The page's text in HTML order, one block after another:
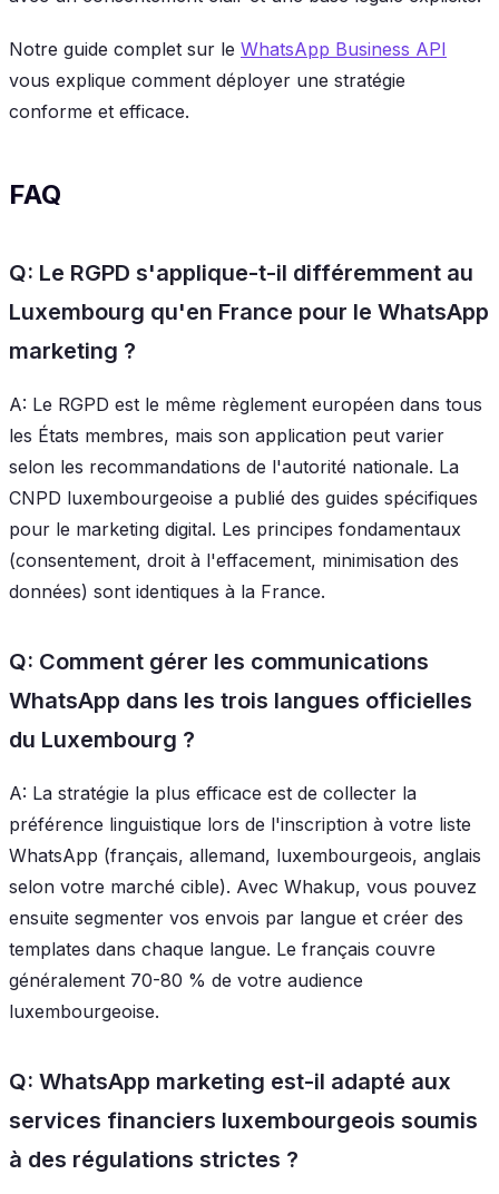
Notre guide complet sur le WhatsApp Business API
vous explique comment déployer une stratégie
conforme et efficace.
FAQ
Q: Le RGPD s'applique-t-il différemment au
Luxembourg qu'en France pour le WhatsApp
marketing ?
A: Le RGPD est le même règlement européen dans tous
les États membres, mais son application peut varier
selon les recommandations de l'autorité nationale. La
CNPD luxembourgeoise a publié des guides spécifiques
pour le marketing digital. Les principes fondamentaux
(consentement, droit à l'effacement, minimisation des
données) sont identiques à la France.
Q: Comment gérer les communications
WhatsApp dans les trois langues officielles
du Luxembourg ?
A: La stratégie la plus efficace est de collecter la
préférence linguistique lors de l'inscription à votre liste
WhatsApp (français, allemand, luxembourgeois, anglais
selon votre marché cible). Avec Whakup, vous pouvez
ensuite segmenter vos envois par langue et créer des
templates dans chaque langue. Le français couvre
généralement 70-80 % de votre audience
luxembourgeoise.
Q: WhatsApp marketing est-il adapté aux
services financiers luxembourgeois soumis
à des régulations strictes ?